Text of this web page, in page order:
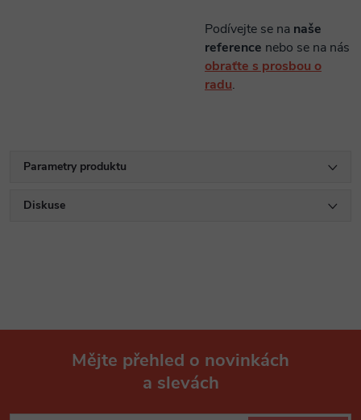
Podívejte se na naše
reference nebo se na nás
obraťte s prosbou o
radu.
Parametry produktu
Diskuse
Mějte přehled o novinkách
a slevách